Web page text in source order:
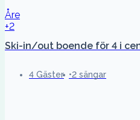
Åre
+2
Ski-in/out boende för 4 i
4 Gäster 2 sängar